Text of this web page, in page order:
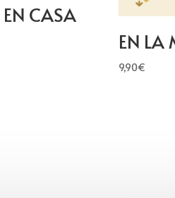
EN CASA
EN LA
9,90€